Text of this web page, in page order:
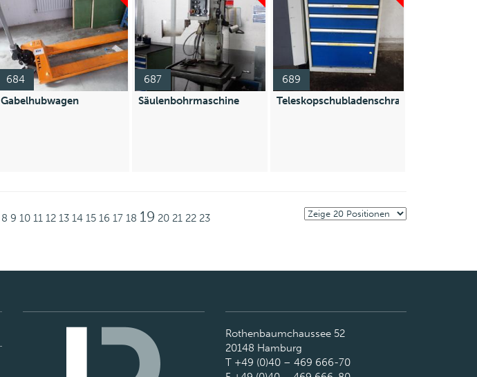
684
Gabelhubwagen
687
Säulenbohrmaschine
689
Teleskopschubladenschrank
8 9 10 11 12 13 14 15 16 17 18 19 20 21 22 23
Rothenbaumchaussee 52
20148 Hamburg
T +49 (0)40 – 469 666-70